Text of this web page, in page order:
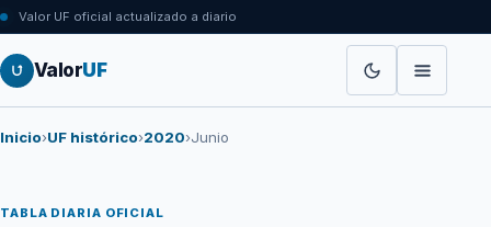
Valor UF oficial actualizado a diario
ValorUF
Inicio›UF histórico›2020›Junio
TABLA DIARIA OFICIAL